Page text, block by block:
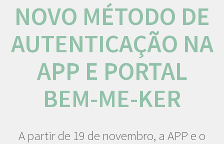
NOVO MÉTODO DE
AUTENTICAÇÃO NA
APP E PORTAL
BEM-ME-KER
A partir de 19 de novembro, a APP e o